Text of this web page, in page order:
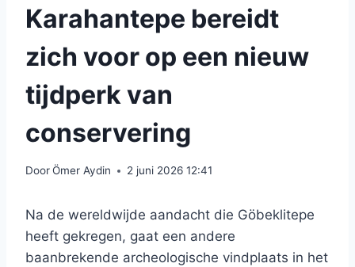
Karahantepe bereidt
zich voor op een nieuw
tijdperk van
conservering
DoorÖmer Aydin 2 juni 2026 12:41
Na de wereldwijde aandacht die Göbeklitepe
heeft gekregen, gaat een andere
baanbrekende archeologische vindplaats in het